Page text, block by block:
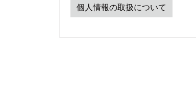
個人情報の取扱について